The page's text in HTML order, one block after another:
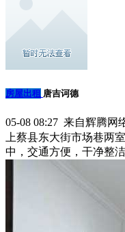
房屋出租 唐吉诃德
05-08 08:27 来自辉腾网
上蔡县东大街市场巷两
中，交通方便，干净整